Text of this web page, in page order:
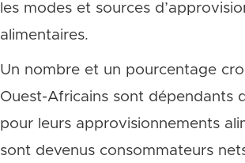
les modes et sources
alimentaires.
Un nombre et un pourcentage
Ouest-Africains sont dépendants
pour leurs approvisionnements
sont devenus consommateurs